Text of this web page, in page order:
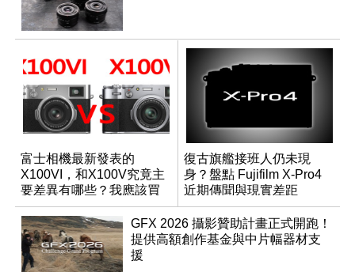
富士相機最新發表的
X100VI，和X100V究竟主
要差異有哪些？我應該買
哪一台？
復古旗艦接班人仍未現
身？盤點 Fujifilm X-Pro4
近期傳聞與現實差距
GFX 2026 攝影贊助計畫正式開跑！
提供高額創作基金與中片幅器材支
援